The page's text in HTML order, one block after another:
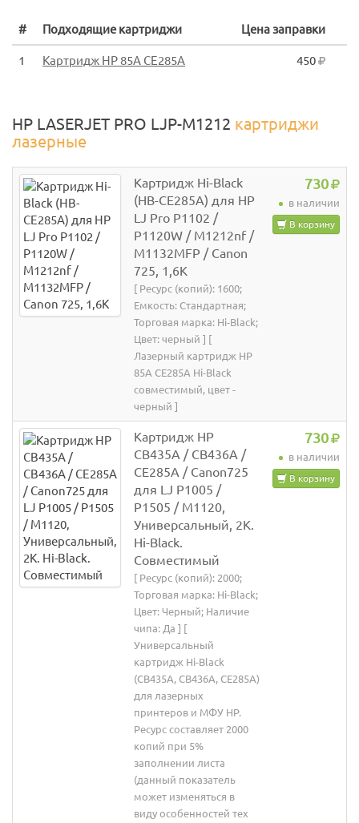
# Подходящие картриджи Цена заправки
1 Картридж HP 85A CE285A 450
HP LASERJET PRO LJP-M1212 картриджи
лазерные
Картридж Hi-Black
(HB-CE285A) для HP
LJ Pro P1102 /
P1120W / M1212nf /
M1132MFP / Canon
725, 1,6K
[ Ресурс (копий): 1600;
Емкость: Стандартная;
Торговая марка: Hi-Black;
Цвет: черный ] [
Лазерный картридж HP
85A CE285A Hi-Black
совместимый, цвет -
черный ]
730
в наличии
В корзину
Картридж HP
CB435A / CB436A /
CE285A / Canon725
для LJ P1005 /
P1505 / M1120,
Универсальный, 2K.
Hi-Black.
Совместимый
[ Ресурс (копий): 2000;
Торговая марка: Hi-Black;
Цвет: Черный; Наличие
чипа: Да ] [
Универсальный
картридж Hi-Black
(CB435A, CB436A, CE285A)
для лазерных
принтеров и МФУ HP.
Ресурс составляет 2000
копий при 5%
заполнении листа
(данный показатель
может изменяться в
виду особенностей тех
730
в наличии
В корзину